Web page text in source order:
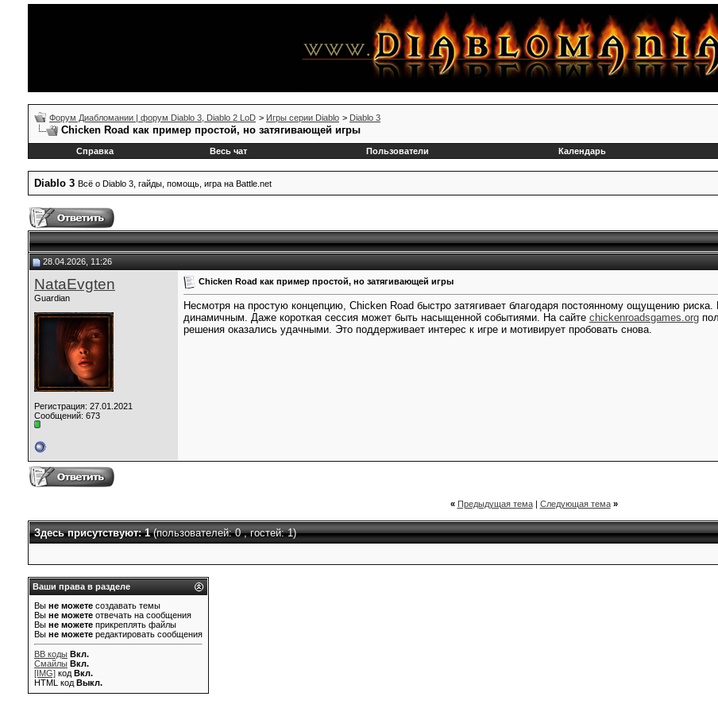
Форум Диабломании | форум Diablo 3, Diablo 2 LoD > Игры серии Diablo > Diablo 3
Chicken Road как пример простой, но затягивающей игры
Справка
Весь чат Пользователи Календарь
Diablo 3 Всё о Diablo 3, гайды, помощь, игра на Battle.net
28.04.2026, 11:26
NataEvgten
Guardian
Регистрация: 27.01.2021
Сообщений: 673
Chicken Road как пример простой, но затягивающей игры
Несмотря на простую концепцию, Chicken Road быстро затягивает благодаря постоянному ощущению
динамичным. Даже короткая сессия может быть насыщенной событиями. На сайте chickenroadsgames.org
решения оказались удачными. Это поддерживает интерес к игре и мотивирует пробовать снова.
« Предыдущая тема| Следующая тема »
Здесь присутствуют: 1(пользователей: 0 , гостей: 1)
Ваши права в разделе
Вы не можете создавать темы
Вы не можете отвечать на сообщения
Вы не можете прикреплять файлы
Вы не можете редактировать сообщения
BB коды Вкл.
Смайлы Вкл.
[IMG] код Вкл.
HTML код Выкл.